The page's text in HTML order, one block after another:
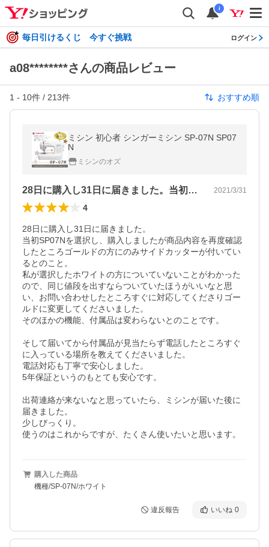
i
毎日引けるくじ 今すぐ挑戦 ログイン
a08********さんの商品レビュー
1 - 10件 / 213件 おすすめ順
ミシン 初心者 シンガーミシン SP-07N SP07
N
ミシンのオズ
28日に購入し31日に届きました。当初… 2021/3/31
4
28日に購入し31日に届きました。
当初SP07Nを選択し、購入しましたが商品内容を再度確認
したところゴールドの方にのみサイドカッターが付いてい
るとのこと。
私が選択したホワイトの方についていないことがわかった
ので、同じ値段を出すならついていたほうがいいなと思
い、お問い合わせしたところすぐに対応してくださりゴー
ルドに変更してくださいました。
そのほかの機能、付属品は変わらないとのことです。
そして届いてから付属品が見当たらず電話したところすぐ
に入っている場所を教えてくださいました。
電話対応も丁寧で安心しました。
5年保証というのもとても安心です。
出荷連絡が来ないなと思っていたら、ミシンが届いた後に
届きました。
少しびっくり。
使うのはこれからですが、たくさん使いたいと思います。
購入した商品
機種/SP-07N/ホワイト
違反報告 いいね 0